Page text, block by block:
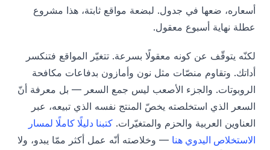
أسعاره، ضعها في جدول. لبضعة مواقع ثابتة، هذا مشروع
عطلة نهاية أسبوع معقول.
لكنّه يتوقّف عن كونه معقولًا بسرعة. تتغيّر المواقع فتنكسر
أداتك. وتقاوم منصّات مثل نون وأمازون بدفاعات مكافحة
الروبوتات. والجزء الأصعب ليس جمع السعر — بل معرفة أنّ
السعر الذي استخلصته يخصّ المنتج نفسه الذي تبيعه، عبر
العناوين العربية والحزم والمتغيّرات. كتبنا دليلًا كاملًا لمسار
الاستخلاص اليدوي هنا — وخلاصته أنّه عمل أكثر ممّا يبدو، ولا